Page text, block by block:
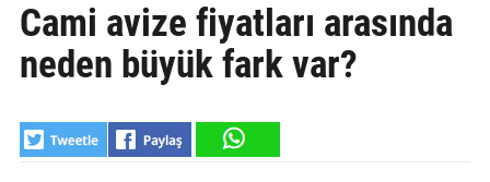
SPOR
YAŞAM
EKONOMİ
Cami avize fiyatları arasında
neden büyük fark var?